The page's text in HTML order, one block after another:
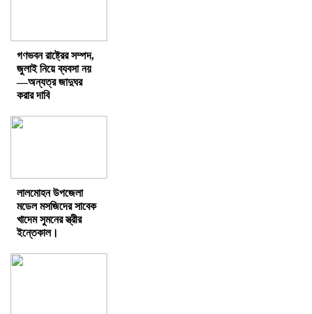
গণভবন রাষ্ট্রের সম্পদ,
জুলাই নিয়ে ব্যবসা নয়
—অন্যত্র জাদুঘর
করার দাবি
লালমোহন উপজেলা
মডেল মসজিদের সাবেক
খাদেম সুমনের স্ত্রীর
ইন্তেকাল।